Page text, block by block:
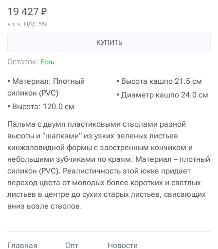
19 427 ₽
в т.ч. НДС 5%
КУПИТЬ
Остаток: Есть
• Материал: Плотный
силикон (PVC)
• Высота: 120.0 см
• Высота кашпо 21.5 см
• Диаметр кашпо 24.0 см
Пальма с двумя пластиковыми стволами разной
высоты и “шапками” из узких зеленых листьев
кинжаловидной формы с заостренным кончиком и
небольшими зубчиками по краям. Материал – плотный
силикон (PVC). Реалистичность этой юкке придает
переход цвета от молодых более коротких и светлых
листьев в центре до сухих старых листьев, свисающих
вниз возле стволов.
Главная Опт Новости